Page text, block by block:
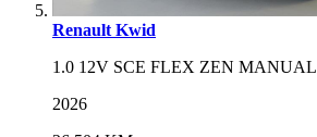
Renault Kwid
1.0 12V SCE FLEX ZEN MANUAL
2026